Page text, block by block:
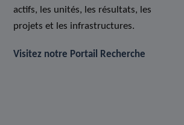
actifs, les unités, les résultats, les
projets et les infrastructures.
Visitez notre Portail Recherche